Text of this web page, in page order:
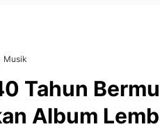
Musik
Tahun
Album